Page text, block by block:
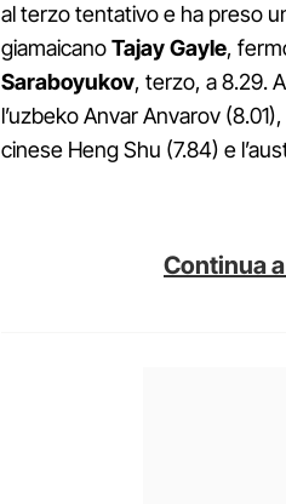
al terzo tentativo e ha preso
giamaicanoTajay Gayle,
Saraboyukov, terzo, a 8.29.
l’uzbeko Anvar Anvarov
cinese Heng Shu (7.84) e
Continua